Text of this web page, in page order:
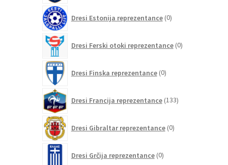
Dresi Estonija reprezentance 0izdelkov
Dresi Ferski otoki reprezentance 0izdelkov
Dresi Finska reprezentance 0izdelkov
Dresi Francija reprezentance 133izdelkov
Dresi Gibraltar reprezentance 0izdelkov
Dresi Grčija reprezentance 0izdelkov